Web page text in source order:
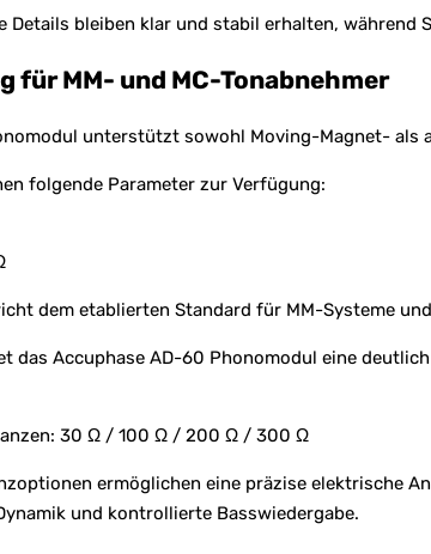
Details bleiben klar und stabil erhalten,
für MM- und MC-Tonabnehmer
unterstützt sowohl Moving-Magnet-
folgende Parameter zur Verfügung:
dem etablierten Standard für MM-Systeme
das Accuphase AD-60 Phonomodul eine
30 Ω / 100 Ω / 200 Ω / 300 Ω
ermöglichen eine präzise elektrische
und kontrollierte Basswiedergabe.